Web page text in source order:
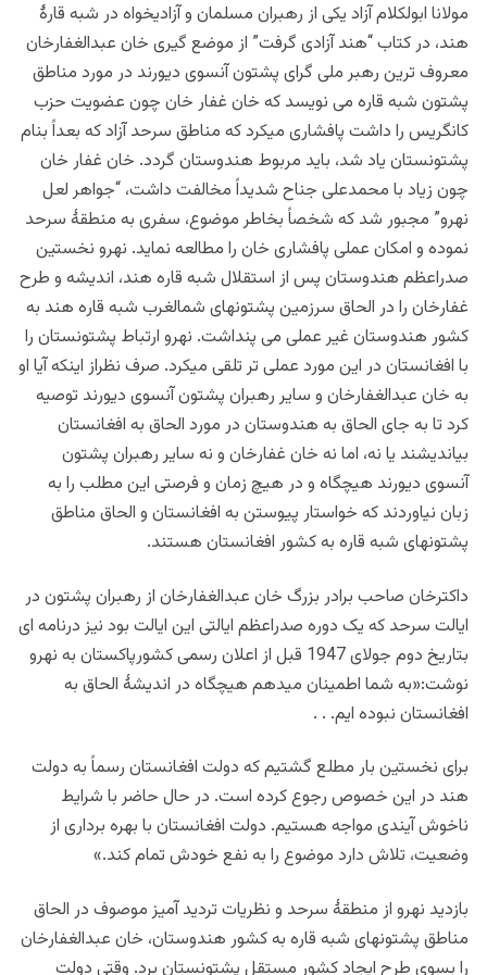
مولانا ابولکلام آزاد یکی از رهبران مسلمان و آزادیخواه در شبه قارۀ
هند، در کتاب “هند آزادی گرفت” از موضع گیری خان عبدالغفارخان
معروف ترین رهبر ملی گرای پشتون آنسوی دیورند در مورد مناطق
پشتون شبه قاره می نویسد که خان غفار خان چون عضویت حزب
کانگریس را داشت پافشاری میکرد که مناطق سرحد آزاد که بعداً بنام
پشتونستان یاد شد، باید مربوط هندوستان گردد. خان غفار خان
چون زیاد با محمدعلی جناح شدیداً مخالفت داشت، “جواهر لعل
نهرو” مجبور شد که شخصاً بخاطر موضوع، سفری به منطقۀ سرحد
نموده و امکان عملی پافشاری خان را مطالعه نماید. نهرو نخستین
صدراعظم هندوستان پس از استقلال شبه قاره هند، اندیشه و طرح
غفارخان را در الحاق سرزمین پشتونهای شمالغرب شبه قاره هند به
کشور هندوستان غیر عملی می پنداشت. نهرو ارتباط پشتونستان را
با افغانستان در این مورد عملی تر تلقی میکرد. صرف نظراز اینکه آیا او
به خان عبدالغفارخان و سایر رهبران پشتون آنسوی دیورند توصیه
کرد تا به جای الحاق به هندوستان در مورد الحاق به افغانستان
بیاندیشند یا نه، اما نه خان غفارخان و نه سایر رهبران پشتون
آنسوی دیورند هیچگاه و در هیچ زمان و فرصتی این مطلب را به
زبان نیاوردند که خواستار پیوستن به افغانستان و الحاق مناطق
پشتونهای شبه قاره به کشور افغانستان هستند.
داکترخان صاحب برادر بزرگ خان عبدالغفارخان از رهبران پشتون در
ایالت سرحد که یک دوره صدراعظم ایالتی این ایالت بود نیز درنامه ای
بتاریخ دوم جولای 1947 قبل از اعلان رسمی کشورپاکستان به نهرو
نوشت:«به شما اطمینان میدهم هیچگاه در اندیشۀ الحاق به
افغانستان نبوده ایم. . .
برای نخستین بار مطلع گشتیم که دولت افغانستان رسماً به دولت
هند در این خصوص رجوع کرده است. در حال حاضر با شرایط
ناخوش آیندی مواجه هستیم. دولت افغانستان با بهره برداری از
وضعیت، تلاش دارد موضوع را به نفع خودش تمام کند.»
بازدید نهرو از منطقۀ سرحد و نظریات تردید آمیز موصوف در الحاق
مناطق پشتونهای شبه قاره به کشور هندوستان، خان عبدالغفارخان
را بسوی طرح ایجاد کشور مستقل پشتونستان برد. وقتی دولت